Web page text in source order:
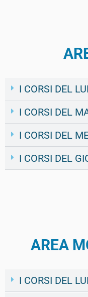
I CORSI DEL
I CORSI DEL
I CORSI DEL
I CORSI DEL
AREA
I CORSI DEL